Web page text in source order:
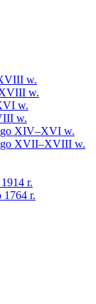
w.
w.
w.
w.
XIV–XVI w.
XVII–XVIII w.
r.
r.